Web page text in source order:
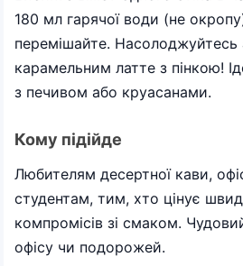
180 мл гарячої води (не
перемішайте.
карамельним латте з пінкою!
з печивом або круасанами.
Кому підійде
Любителям десертної кави,
студентам, тим, хто цінує
компромісів зі смаком.
офісу чи подорожей.